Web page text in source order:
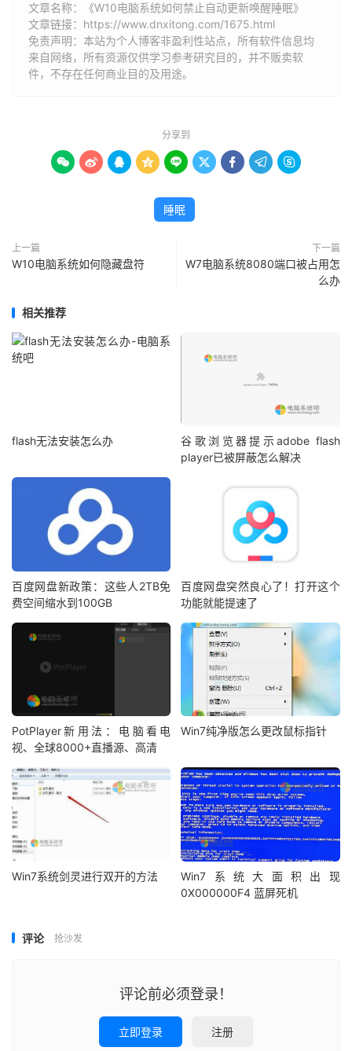
文章名称：《W10电脑系统如何禁止自动更新唤醒睡眠》
文章链接： https://www.dnxitong.com/1675.html
免责声明：本站为个人博客非盈利性站点，所有软件信息均
来自网络，所有资源仅供学习参考研究目的，并不贩卖软
件，不存在任何商业目的及用途。
分享到
        
睡眠
上一篇
W10电脑系统如何隐藏盘符
下一篇
W7电脑系统8080端口被占用怎
么办
相关推荐
flash无法安装怎么办
谷歌浏览器提示adobe flash
player已被屏蔽怎么解决
百度网盘新政策：这些人2TB免
费空间缩水到100GB
百度网盘突然良心了！打开这个
功能就能提速了
PotPlayer新用法：电脑看电
视、全球8000+直播源、高清
Win7纯净版怎么更改鼠标指针
Win7系统剑灵进行双开的方法
Win7系统大面积出现
0X000000F4 蓝屏死机
评论 抢沙发
评论前必须登录！
立即登录 注册